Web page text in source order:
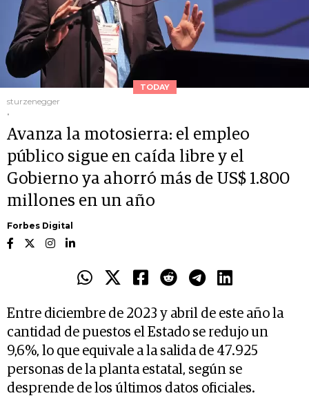
TODAY
sturzenegger
.
Avanza la motosierra: el empleo
público sigue en caída libre y el
Gobierno ya ahorró más de US$ 1.800
millones en un año
Forbes Digital
Entre diciembre de 2023 y abril de este año la
cantidad de puestos el Estado se redujo un
9,6%, lo que equivale a la salida de 47.925
personas de la planta estatal, según se
desprende de los últimos datos oficiales.